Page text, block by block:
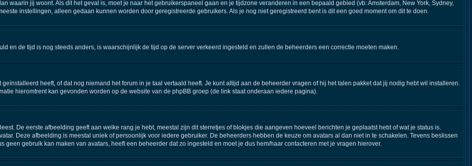
waarin jij woont. Als dit het geval is, moet je naar het gebruikerspaneel gaan en je tijdzone veranderen in een bepaald gebied (vb: Amsterdam, New York, Sydney,
instellingen, alleen gedaan kunnen worden door geregistreerde gebruikers. Als je nog niet geregistreerd bent is dit een goed moment om dit te doen.
en de tijd is nog steeds anders, is waarschijnlijk de tijd op de server verkeerd ingesteld en zullen de beheerders een correctie moeten maken.
heeft, of dat nog niemand het forum in je taal vertaald heeft. Je kunt altijd aan de beheerder vragen of hij het talen pakket dat jij nodig hebt wil installeren.
hieromtrent kan gevonden worden op de website van de phpBB groep (de link staat onderaan iedere pagina).
De eerste afbeelding geeft aan welke rang je hebt, meestal zijn dit sterretjes of blokjes die aangeven hoeveel berichten je geplaatst hebt of wat je status is.
Deze afbeelding is meestal uniek of persoonlijk voor iedere gebruiker. De beheerders hebben de keuze om avatars al dan niet in te schakelen. Tevens beslissen
gebruik kan maken van avatars, heeft een beheerder dat zo ingesteld en moet je dus hem/haar contacteren met je vragen hierover.